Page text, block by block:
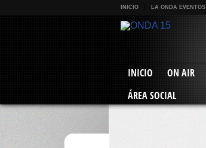
INICIO LA ONDA EVENTOS
INICIO ON AIR
ÁREA SOCIAL